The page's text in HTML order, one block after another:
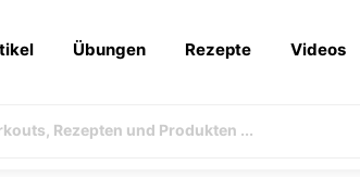
Übungen Rezepte Videos